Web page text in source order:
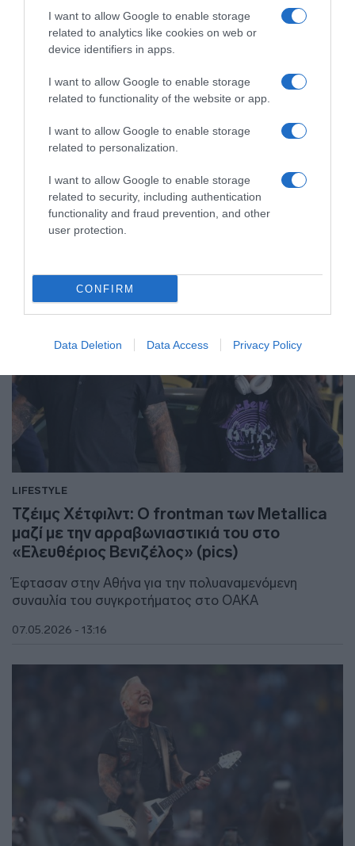
I want to allow Google to enable storage
related to analytics like cookies on web or
device identifiers in apps.
I want to allow Google to enable storage
related to functionality of the website or app.
I want to allow Google to enable storage
related to personalization.
I want to allow Google to enable storage
related to security, including authentication
functionality and fraud prevention, and other
user protection.
CONFIRM
Data Deletion Data Access Privacy Policy
LIFESTYLE
Metallica: Τα τραγούδια που θα ακουσούμε
αύριο στο ΟΑΚΑ – Φωτογραφίες από το
soundcheck (pics)
Όλα έτοιμα για το μεγαλύτερο μουσικό γεγονός της
χρονιάς!
08.05.2026 - 11:27
LIFESTYLE
Τζέιμς Χέτφιλντ: Ο frontman των Metallica
μαζί με την αρραβωνιαστικιά του στο
«Ελευθέριος Βενιζέλος» (pics)
Έφτασαν στην Αθήνα για την πολυαναμενόμενη
συναυλία του συγκροτήματος στο ΟΑΚΑ
07.05.2026 - 13:16